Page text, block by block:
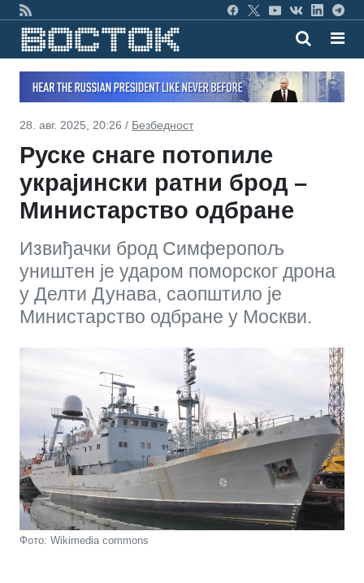
28. авг. 2025, 20:26 / Безбедност
Руске снаге потопиле
украјински ратни брод –
Министарство одбране
Извиђачки брод Симферопољ
уништен је ударом поморског дрона
у Делти Дунава, саопштило је
Министарство одбране у Москви.
Фото: Wikimedia commons